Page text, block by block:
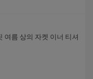
여름 상의 자켓 이너 티셔